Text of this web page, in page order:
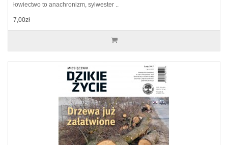
łowiectwo to anachronizm, sylwester ..
7,00zł